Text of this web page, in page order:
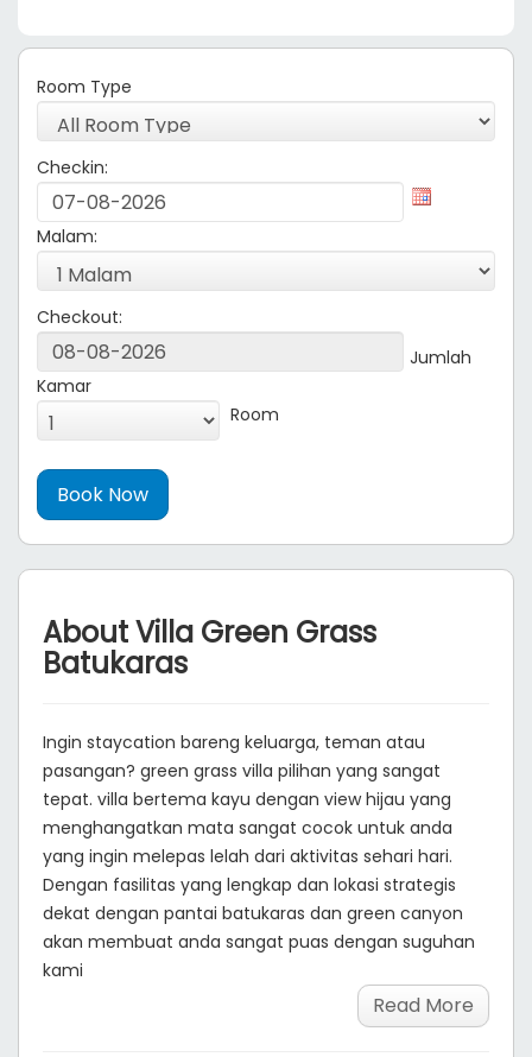
Room Type
Checkin:
Malam:
Checkout:
Jumlah
Kamar
Room
About Villa Green Grass
Batukaras
Ingin staycation bareng keluarga, teman atau
pasangan? green grass villa pilihan yang sangat
tepat. villa bertema kayu dengan view hijau yang
menghangatkan mata sangat cocok untuk anda
yang ingin melepas lelah dari aktivitas sehari hari.
Dengan fasilitas yang lengkap dan lokasi strategis
dekat dengan pantai batukaras dan green canyon
akan membuat anda sangat puas dengan suguhan
kami
Read More